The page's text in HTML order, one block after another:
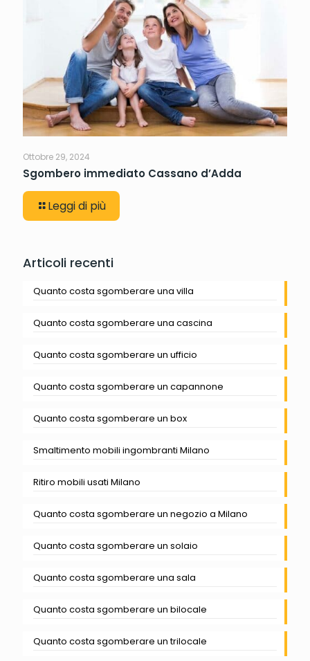
Ottobre 29, 2024
Sgombero immediato Cassano d’Adda
Leggi di più
Articoli recenti
Quanto costa sgomberare una villa
Quanto costa sgomberare una cascina
Quanto costa sgomberare un ufficio
Quanto costa sgomberare un capannone
Quanto costa sgomberare un box
Smaltimento mobili ingombranti Milano
Ritiro mobili usati Milano
Quanto costa sgomberare un negozio a Milano
Quanto costa sgomberare un solaio
Quanto costa sgomberare una sala
Quanto costa sgomberare un bilocale
Quanto costa sgomberare un trilocale